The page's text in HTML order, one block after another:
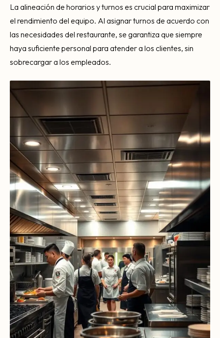
La alineación de horarios y turnos es crucial para maximizar
el rendimiento del equipo. Al asignar turnos de acuerdo con
las necesidades del restaurante, se garantiza que siempre
haya suficiente personal para atender a los clientes, sin
sobrecargar a los empleados.